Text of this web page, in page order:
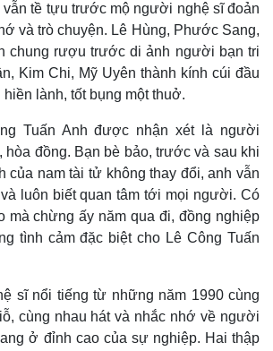
Giá vàng
Tỷ giá
Chứng khoán
vẫn tề tựu trước mộ người nghệ sĩ đoản
và trò chuyện. Lê Hùng, Phước Sang,
chung rượu trước di ảnh người bạn tri
Kim Chi, Mỹ Uyên thành kính cúi đầu
lành, tốt bụng một thuở.
Tuấn Anh được nhận xét là người
hòa đồng. Bạn bè bảo, trước và sau khi
của nam tài tử không thay đổi, anh vẫn
luôn biết quan tâm tới mọi người. Có
mà chừng ấy năm qua đi, đồng nghiệp
tình cảm đặc biệt cho Lê Công Tuấn
sĩ nổi tiếng từ những năm 1990 cùng
cùng nhau hát và nhắc nhớ về người
ở đỉnh cao của sự nghiệp. Hai thập